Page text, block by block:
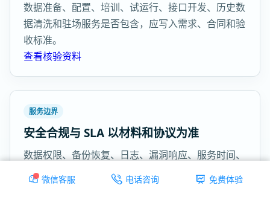
数据准备、配置、培训、试运行、接口开发、历史数
据清洗和驻场服务是否包含，应写入需求、合同和验
收标准。
查看核验资料
服务边界
安全合规与 SLA 以材料和协议为准
数据权限、备份恢复、日志、漏洞响应、服务时间、
响应时限和恢复目标需查看安全材料、合同或服务协
议。
微信客服 电话咨询 免费体验